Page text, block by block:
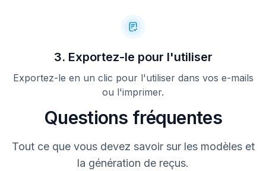
3. Exportez-le pour l'utiliser
Exportez-le en un clic pour l'utiliser dans vos e-mails
ou l'imprimer.
Questions fréquentes
Tout ce que vous devez savoir sur les modèles et
la génération de reçus.